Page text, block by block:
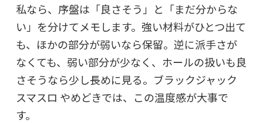
私なら、序盤は「良さそう」と「まだ分からな
い」を分けてメモします。強い材料がひとつ出て
も、ほかの部分が弱いなら保留。逆に派手さが
なくても、弱い部分が少なく、ホールの扱いも良
さそうなら少し長めに見る。ブラックジャック
スマスロ やめどきでは、この温度感が大事で
す。